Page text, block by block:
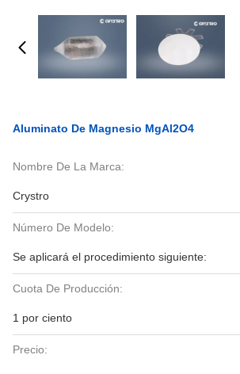
Aluminato De Magnesio MgAl2O4
Nombre De La Marca:
Crystro
Número De Modelo:
Se aplicará el procedimiento siguiente:
Cuota De Producción:
1 por ciento
Precio: